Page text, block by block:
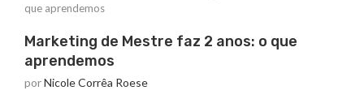
que aprendemos
Marketing de Mestre faz 2 anos: o que
aprendemos
porNicole Corrêa Roese